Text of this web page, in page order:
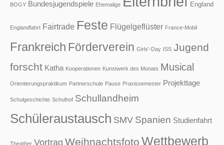
BOGY Bundesjugendspiele Ehemalige England
Englandfahrt Fairtrade Feste Flügelgeflüster France-Mobil
Frankreich Förderverein Girls'-Day ISS Jugend
forscht Katha Kooperationen Kunstwerk des Monats Musical
Orientierungspraktikum Partnerschule Pause Praxissemester Projekttage
Schulgeschichte Schulhof Schullandheim
Schüleraustausch SMV Spanien Studienfahrt
Theather Vortrag Weihnachtsfoto Wettbewerb